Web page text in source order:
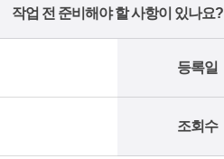
작업 전 준비해야 할 사항이 있나요?
등록일
조회수